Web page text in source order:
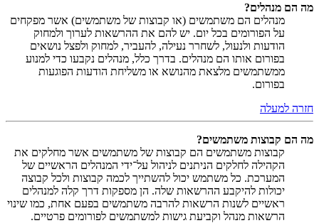
מה הם מנהלים?
מנהלים הם משתמשים (או קבוצות של משתמשים) אשר מפקחים
על הפורומים בכל יום. יש להם את ההרשאות לערוך ולמחוק
הודעות ולנעול, לשחרר נעילה, להעביר, למחוק ולפצל נושאים
בפורום אותו הם מנהלים. בדרך כלל, מנהלים נקבעו כדי למנוע
ממשתמשים מלצאת מהנושא או משליחת הודעות הפוגעות
בפורום.
חזרה למעלה
מה הם קבוצות משתמשים?
קבוצות משתמשים הם קבוצות של משתמשים אשר מחלקים את
הקהילה לחלקים הניתנים לניהול על־ידי המנהלים הראשיים של
המערכת. כל משתמש יכול להשתייך לכמה קבוצות ולכל קבוצה
יכולות להיקבע ההרשאות שלה. הן מספקות דרך קלה למנהלים
ראשיים לשנות הרשאות להרבה משתמשים בפעם אחת, כמו שינוי
הרשאות מנהל וקביעת גישות למשתמשים לפורומים פרטיים.